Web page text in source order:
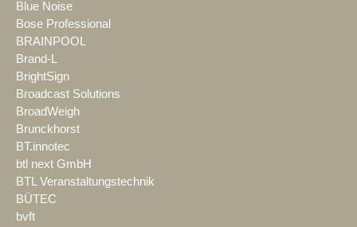
Blue Noise
Bose Professional
BRAINPOOL
Brand-L
BrightSign
Broadcast Solutions
BroadWeigh
Brunckhorst
BT.innotec
btl next GmbH
BTL Veranstaltungstechnik
BÜTEC
bvft